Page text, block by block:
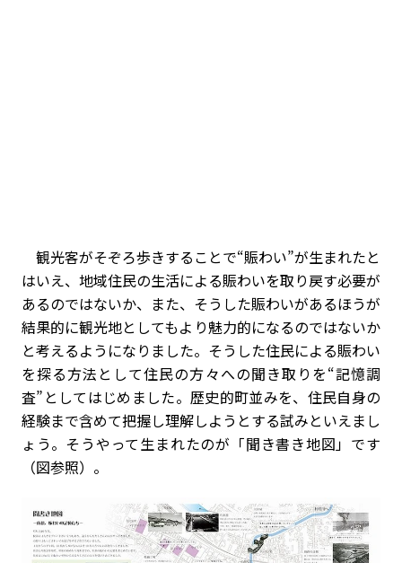
観光客がそぞろ歩きすることで“賑わい”が生まれたと
はいえ、地域住民の生活による賑わいを取り戻す必要が
あるのではないか、また、そうした賑わいがあるほうが
結果的に観光地としてもより魅力的になるのではないか
と考えるようになりました。そうした住民による賑わい
を探る方法として住民の方々への聞き取りを“記憶調
査”としてはじめました。歴史的町並みを、住民自身の
経験まで含めて把握し理解しようとする試みといえまし
ょう。そうやって生まれたのが「聞き書き地図」です
（図参照）。